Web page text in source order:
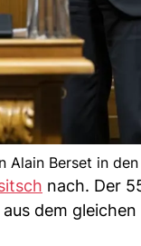
Berset in
nach. Der
dem